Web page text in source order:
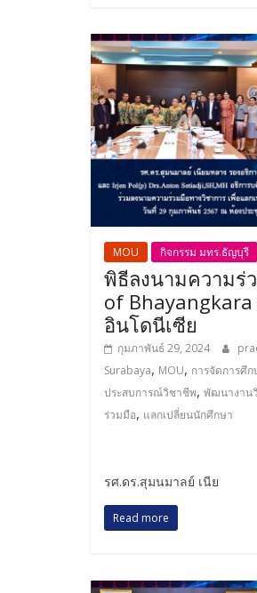
MOU กิจกรรม มทร.ธัญบุรี
พิธีลงนามความร่
of
อินโดนีเซีย
กุมภาพันธ์ 29, 2024
Surabaya, MOU, การจัดการศึก
ประสบการณ์วิชาชีพ, พัฒนางาน
ร่วมมือ, แลกเปลี่ยนนักศึกษา
รศ.ดร.สุมนมาลย์ เนีย
Read more